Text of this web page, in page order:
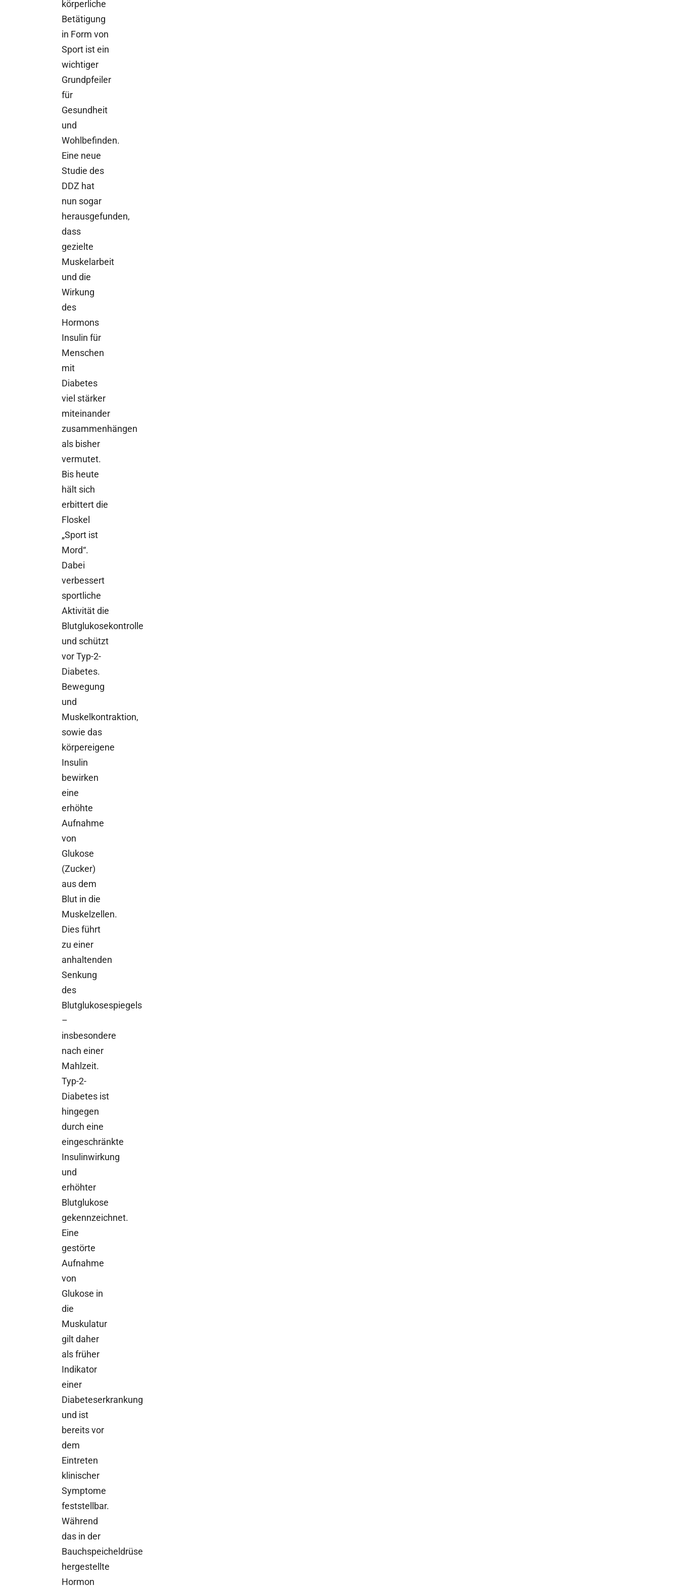
körperliche
Betätigung
in Form von
Sport ist ein
wichtiger
Grundpfeiler
für
Gesundheit
und
Wohlbefinden.
Eine neue
Studie des
DDZ hat
nun sogar
herausgefunden,
dass
gezielte
Muskelarbeit
und die
Wirkung
des
Hormons
Insulin für
Menschen
mit
Diabetes
viel stärker
miteinander
zusammenhängen
als bisher
vermutet.
Bis heute
hält sich
erbittert die
Floskel
„Sport ist
Mord“.
Dabei
verbessert
sportliche
Aktivität die
Blutglukosekontrolle
und schützt
vor Typ-2-
Diabetes.
Bewegung
und
Muskelkontraktion,
sowie das
körpereigene
Insulin
bewirken
eine
erhöhte
Aufnahme
von
Glukose
(Zucker)
aus dem
Blut in die
Muskelzellen.
Dies führt
zu einer
anhaltenden
Senkung
des
Blutglukosespiegels
–
insbesondere
nach einer
Mahlzeit.
Typ-2-
Diabetes ist
hingegen
durch eine
eingeschränkte
Insulinwirkung
und
erhöhter
Blutglukose
gekennzeichnet.
Eine
gestörte
Aufnahme
von
Glukose in
die
Muskulatur
gilt daher
als früher
Indikator
einer
Diabeteserkrankung
und ist
bereits vor
dem
Eintreten
klinischer
Symptome
feststellbar.
Während
das in der
Bauchspeicheldrüse
hergestellte
Hormon